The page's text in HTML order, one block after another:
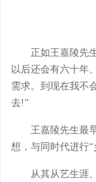
正如王嘉陵先
以后还会有六十年
需求。到现在我不
去!”
王嘉陵先生最
想，与同时代进行
从其从艺生涯